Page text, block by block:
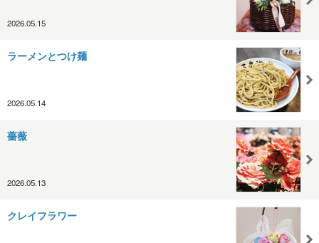
2026.05.15
ラーメンとつけ麺
2026.05.14
薔薇
2026.05.13
クレイフラワー